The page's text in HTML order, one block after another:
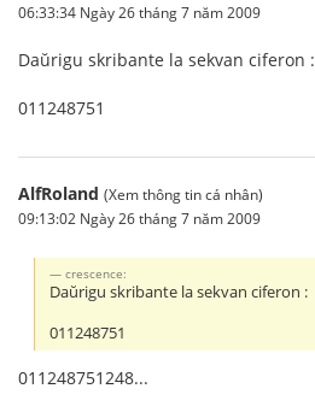
06:33:34 Ngày 26 tháng 7 năm 2009
Daŭrigu skribante la sekvan ciferon :
011248751
AlfRoland (Xem thông tin cá nhân)
09:13:02 Ngày 26 tháng 7 năm 2009
crescence:
Daŭrigu skribante la sekvan ciferon :
011248751
011248751248...